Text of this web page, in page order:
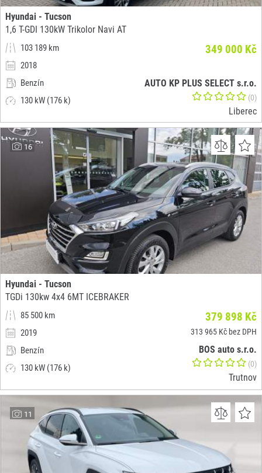
Hyundai - Tucson
1,6 T-GDI 130kW Trikolor Navi AT
103 189 km
2018
Benzín
130 kW (176 k)
349 000 Kč
AUTO KP PLUS SELECT s.r.o.
(0)
Liberec
16
Hyundai - Tucson
TGDi 130kw 4x4 6MT ICEBRAKER
85 500 km
2019
Benzín
130 kW (176 k)
379 898 Kč
313 965 Kč bez DPH
BOS auto s.r.o.
(0)
Trutnov
11